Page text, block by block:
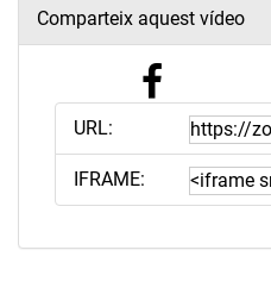
Comparteix aquest vídeo
URL:
IFRAME: